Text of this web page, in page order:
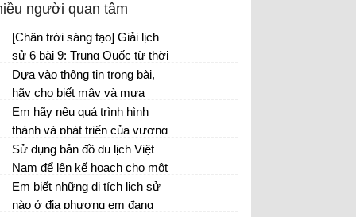
người quan tâm
[Chân trời sáng tạo] Giải lịch
sử 6 bài 9: Trung Quốc từ thời
cổ đại đến thế kỉ VII
Dựa vào thông tin trong bài,
hãy cho biết mây và mưa
được hình thành như thế nào?
Em hãy nêu quá trình hình
thành và phát triển của vương
quốc Champa
Sử dụng bản đồ du lịch Việt
Nam để lên kế hoạch cho một
chuyến đi chơi trong ba ngày.
Hãy chọn các điểm dừng
Em biết những di tích lịch sử
nào ở địa phương em đang